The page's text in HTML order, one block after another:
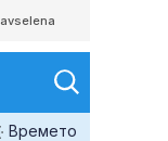
Времето